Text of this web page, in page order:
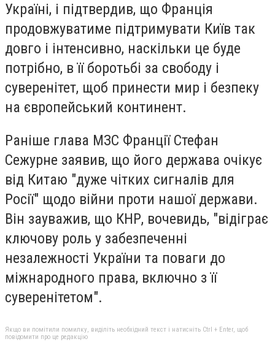
Україні, і підтвердив, що Франція
продовжуватиме підтримувати Київ так
довго і інтенсивно, наскільки це буде
потрібно, в її боротьбі за свободу і
суверенітет, щоб принести мир і безпеку
на європейський континент.
Раніше глава МЗС Франції Стефан
Сежурне заявив, що його держава очікує
від Китаю "дуже чітких сигналів для
Росії" щодо війни проти нашої держави.
Він зауважив, що КНР, вочевидь, "відіграє
ключову роль у забезпеченні
незалежності України та поваги до
міжнародного права, включно з її
суверенітетом".
Якщо ви помітили помилку, виділіть необхідний текст і натисніть Ctrl + Enter, щоб
повідомити про це редакцію